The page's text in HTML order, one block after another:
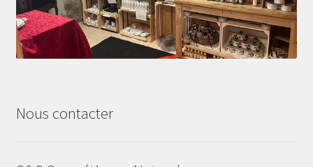
Nous contacter